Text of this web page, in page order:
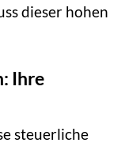
dieser hohen
Ihre
steuerliche